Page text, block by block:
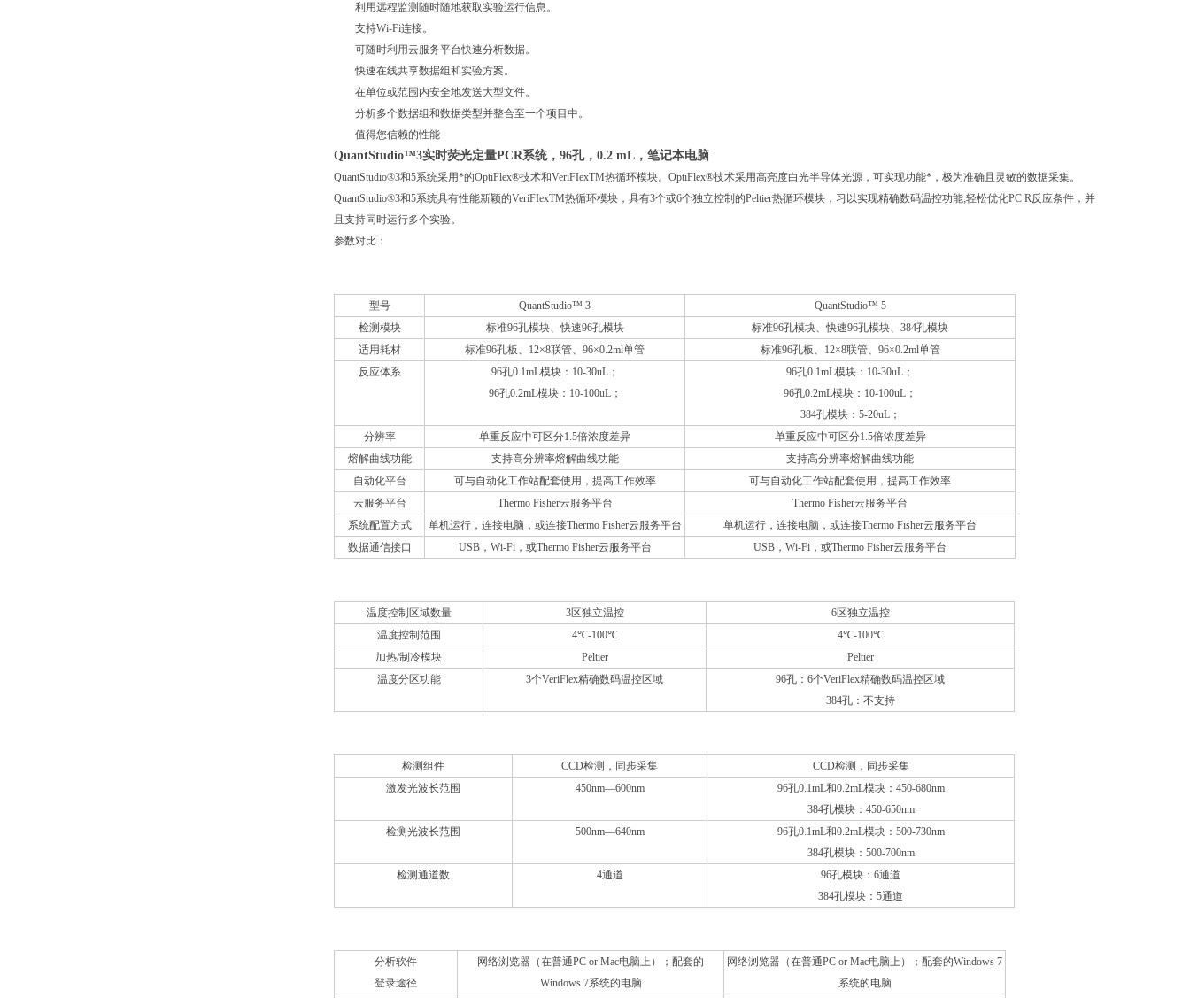
利用远程监测随时随地获取实验运行信息。
支持Wi-Fi连接。
可随时利用云服务平台快速分析数据。
快速在线共享数据组和实验方案。
在单位或范围内安全地发送大型文件。
分析多个数据组和数据类型并整合至一个项目中。
值得您信赖的性能
QuantStudio™3实时荧光定量PCR系统，96孔，0.2 mL，笔记本电脑
QuantStudio®3和5系统采用*的OptiFlex®技术和VeriFIexTM热循环模块。OptiFlex®技术采用高亮度白光半导体光源，可实现功能*，极为准确且灵敏的数据采集。
QuantStudio®3和5系统具有性能新颖的VeriFIexTM热循环模块，具有3个或6个独立控制的Peltier热循环模块，习以实现精确数码温控功能;轻松优化PC R反应条件，并
且支持同时运行多个实验。
参数对比：
型号 QuantStudio™ 3
QuantStudio™ 5
检测模块
标准96孔模块、快速96孔模块
标准96孔模块、快速96孔模块、384孔模块
适用耗材
标准96孔板、12×8联管、96×0.2ml单管
标准96孔板、12×8联管、96×0.2ml单管
反应体系
96孔0.1mL模块：10-30uL；
96孔0.2mL模块：10-100uL；
96孔0.1mL模块：10-30uL；
96孔0.2mL模块：10-100uL；
384孔模块：5-20uL；
分辨率
单重反应中可区分1.5倍浓度差异
单重反应中可区分1.5倍浓度差异
熔解曲线功能
支持高分辨率熔解曲线功能
支持高分辨率熔解曲线功能
自动化平台
可与自动化工作站配套使用，提高工作效率
可与自动化工作站配套使用，提高工作效率
云服务平台
Thermo Fisher云服务平台
Thermo Fisher云服务平台
系统配置方式
单机运行，连接电脑，或连接Thermo Fisher云服务平台
单机运行，连接电脑，或连接Thermo Fisher云服务平台
数据通信接口
USB，Wi-Fi，或Thermo Fisher云服务平台 USB，Wi-Fi，或Thermo Fisher云服务平台
温度控制区域数量 3区独立温控
6区独立温控
温度控制范围
4℃-100℃
4℃-100℃
加热/制冷模块
Peltier
Peltier
温度分区功能
3个VeriFlex精确数码温控区域
96孔：6个VeriFlex精确数码温控区域
384孔：不支持
检测组件 CCD检测，同步采集
CCD检测，同步采集
激发光波长范围
450nm—600nm
96孔0.1mL和0.2mL模块：450-680nm
384孔模块：450-650nm
检测光波长范围
500nm—640nm
96孔0.1mL和0.2mL模块：500-730nm
384孔模块：500-700nm
检测通道数
4通道
96孔模块：6通道
384孔模块：5通道
分析软件
登录途径
网络浏览器（在普通PC or Mac电脑上）；配套的
Windows 7系统的电脑
网络浏览器（在普通PC or Mac电脑上）；配套的Windows 7
系统的电脑